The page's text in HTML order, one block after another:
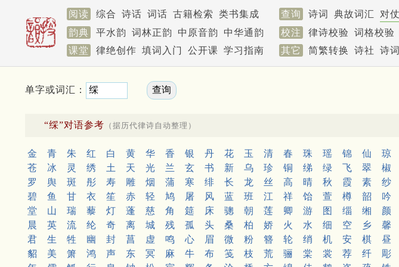
阅读 综合 诗话 词话 古籍检索 类书集成 查询 诗词 典故词汇 对
韵典
平水韵 词林正韵 中原音韵 中华通韵 校注 律诗校验 词格校验
课堂
律绝创作 填词入门 公开课 学习指南 其它 简繁转换 诗社 诗
单字或词汇：
“䌽”对语参考 （据历代律诗自动整理）
金 青 朱 红 白 黄 华 香 银 丹 花 玉 清 春 珠 瑶 锦 仙 琼
苍
冰 灵 绣 土 天 光 兰 玄 书 新 乌 珍 铜 绨 绿 飞 翠 椒
罗
舆 斑 彤 寿 雕 烟 蒲 寒 绯 长 龙 丝 高 晴 秋 霞 素 纱
碧
鱼 甘 衣 笙 赤 轻 鸠 屠 风 蓝 班 江 祥 饴 萱 樽 韶 吟
堂
山 瑞 藜 灯 蓬 慈 角 筵 床 骢 朝 莲 卿 游 图 缁 缃 颜
晨
英 流 纶 奇 离 城 残 孤 头 桑 柏 娇 火 水 细 空 乡 馨
君
生 牲 幽 封 菖 虚 鸣 心 眉 微 粉 簪 轮 绡 机 安 棋 昼
貂
美 箫 鸿 声 东 冥 麻 牛 布 笺 枝 荒 骊 棠 裳 荐 纤 彫